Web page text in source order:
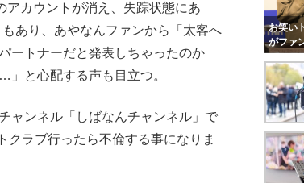
カウントが消え、失踪状態にあ
あり、あやなんファンから「太客へ
ートナーだと発表しちゃったのか
と心配する声も目立つ。
ャンネル「しばなんチャンネル」で
クラブ行ったら不倫する事になりま
お笑い
がファ